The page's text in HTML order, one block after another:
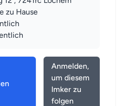
zu Hause
Anmelden,
um diesem
Imker zu
folgen